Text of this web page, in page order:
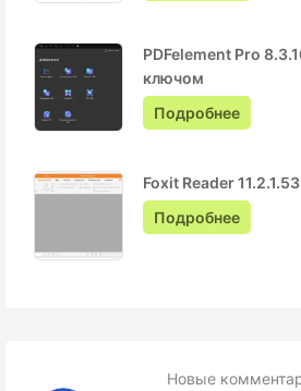
PDFelement Pro
ключом
Подробнее
Foxit Reader
Подробнее
Новые